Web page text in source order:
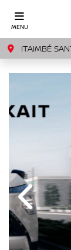
MENU
ITAIMBÉ